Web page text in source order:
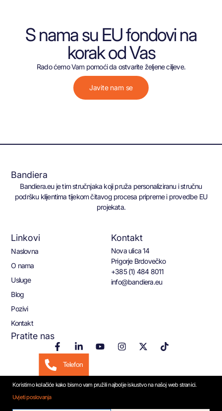
Koristimo kolačiće kako bismo vam pružili najbolje iskustvo na našoj web stranici.
Uvjeti poslovanja
S nama su EU fondovi na
korak od Vas
Rado ćemo Vam pomoći da ostvarite željene ciljeve.
Javite nam se
Bandiera
Bandiera.eu je tim stručnjaka koji pruža personaliziranu i stručnu
podršku klijentima tijekom čitavog procesa pripreme i provedbe EU
projekata.
Linkovi
Naslovna
O nama
Usluge
Blog
Pozivi
Kontakt
Kontakt
Nova ulica 14
Prigorje Brdovečko
+385 (1) 484 8011
info@bandiera.eu
Pratite nas
Telefon
Email
WhatsApp